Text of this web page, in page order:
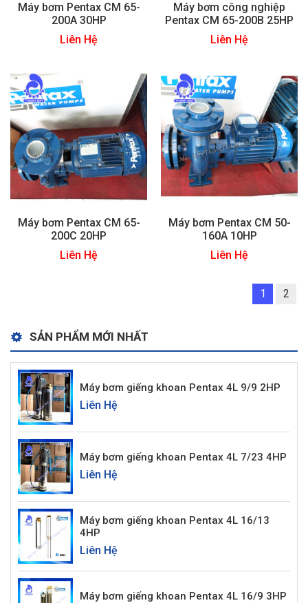
Máy bơm Pentax CM 65-
200A 30HP
Liên Hệ
Máy bơm công nghiệp
Pentax CM 65-200B 25HP
Liên Hệ
Máy bơm Pentax CM 65-
200C 20HP
Liên Hệ
Máy bơm Pentax CM 50-
160A 10HP
Liên Hệ
1 2
SẢN PHẨM MỚI NHẤT
Máy bơm giếng khoan Pentax 4L 9/9 2HP
Liên Hệ
Máy bơm giếng khoan Pentax 4L 7/23 4HP
Liên Hệ
Máy bơm giếng khoan Pentax 4L 16/13
4HP
Liên Hệ
Máy bơm giếng khoan Pentax 4L 16/9 3HP